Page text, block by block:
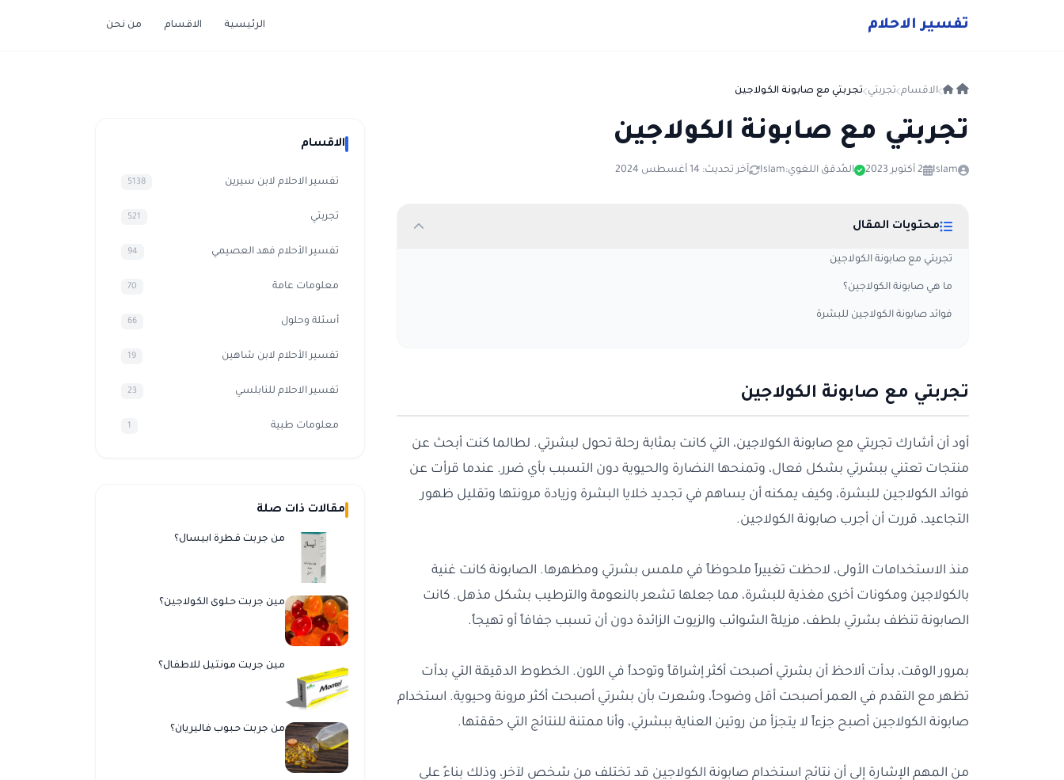
تفسير الاحلام الرئيسية الاقسام من نحن
الاقسام تجربتي تجربتي مع صابونة الكولاجين
تجربتي مع صابونة الكولاجين
Islam 2 أكتوبر 2023 المُدقق اللغوي:Islam آخر تحديث: 14 أغسطس 2024
محتويات المقال
تجربتي مع صابونة الكولاجين
ما هي صابونة الكولاجين؟
فوائد صابونة الكولاجين للبشرة
تجربتي مع صابونة الكولاجين
أود أن أشارك تجربتي مع صابونة الكولاجين، التي كانت بمثابة رحلة تحول لبشرتي. لطالما كنت أبحث عن
منتجات تعتني ببشرتي بشكل فعال، وتمنحها النضارة والحيوية دون التسبب بأي ضرر. عندما قرأت عن
فوائد الكولاجين للبشرة، وكيف يمكنه أن يساهم في تجديد خلايا البشرة وزيادة مرونتها وتقليل ظهور
التجاعيد، قررت أن أجرب صابونة الكولاجين.
منذ الاستخدامات الأولى، لاحظت تغييراً ملحوظاً في ملمس بشرتي ومظهرها. الصابونة كانت غنية
بالكولاجين ومكونات أخرى مغذية للبشرة، مما جعلها تشعر بالنعومة والترطيب بشكل مذهل. كانت
الصابونة تنظف بشرتي بلطف، مزيلةً الشوائب والزيوت الزائدة دون أن تسبب جفافاً أو تهيجاً.
بمرور الوقت، بدأت ألاحظ أن بشرتي أصبحت أكثر إشراقاً وتوحداً في اللون. الخطوط الدقيقة التي بدأت
تظهر مع التقدم في العمر أصبحت أقل وضوحاً، وشعرت بأن بشرتي أصبحت أكثر مرونة وحيوية. استخدام
صابونة الكولاجين أصبح جزءاً لا يتجزأ من روتين العناية ببشرتي، وأنا ممتنة للنتائج التي حققتها.
من المهم الإشارة إلى أن نتائج استخدام صابونة الكولاجين قد تختلف من شخص لآخر، وذلك بناءً على
الاقسام
تفسير الاحلام لابن سيرين 5138
تجربتي 521
تفسير الأحلام فهد العصيمي 94
معلومات عامة 70
أسئلة وحلول 66
تفسير الأحلام لابن شاهين 19
تفسير الاحلام للنابلسي 23
معلومات طبية 1
مقالات ذات صلة
من جربت قطرة ابيسال؟
مين جربت حلوى الكولاجين؟
مين جربت مونتيل للاطفال؟
من جربت حبوب فاليريان؟